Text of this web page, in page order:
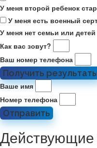
У меня второй ребенок
У меня есть военный
У меня нет семьи или детей
Как вас зовут?
Ваш номер телефона
Получить
Ваше имя
Номер телефона
Отправить
Действующие